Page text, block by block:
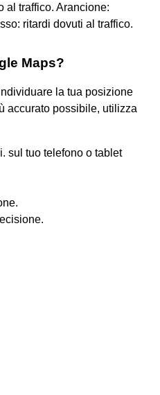
al traffico. Arancione:
ritardi dovuti al traffico.
Maps?
la tua posizione
accurato possibile, utilizza
sul tuo telefono o tablet